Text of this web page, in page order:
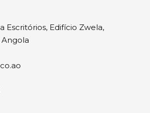
Escritórios, Edifício Zwela,
Angola